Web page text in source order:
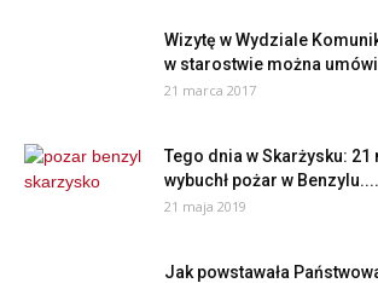
Wizytę w Wydziale
w starostwie można
21 marca 2017
Tego dnia w Skarżysku: 21
wybuchł pożar w Benzylu....
21 maja 2019
Jak powstawała